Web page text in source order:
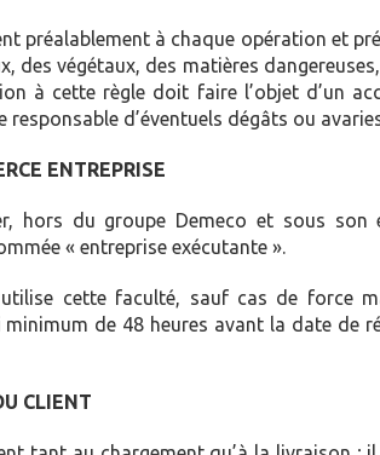
préalablement à chaque opération et
des végétaux, des matières
à cette règle doit faire l’objet d’un
responsable d’éventuels dégâts ou
ENTREPRISE
hors du groupe Demeco et sous
« entreprise exécutante ».
cette faculté, sauf cas de force
de 48 heures avant la date de
CLIENT